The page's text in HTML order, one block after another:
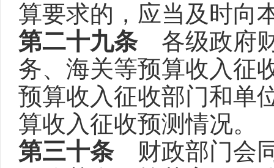
算要求的，应当及时向
第二十九条各级政府财
务、海关等预算收入征
预算收入征收部门和单
算收入征收预测情况。
第三十条财政部门会同